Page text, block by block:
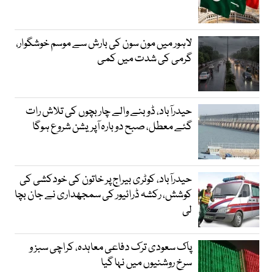
لاہور میں مون سون کی بارش سے موسم خوشگوار،
گرمی کی شدت میں کمی
حیدرآباد، ڈوبنے والے چار بچوں کی تلاش رات
گئے معطل، صبح دوبارہ آپریشن شروع ہوگا
حیدرآباد، کوٹری بیراج پر خاتون کی خودکشی کی
کوشش، رکشہ ڈرائیور کی سمجھداری نے جان بچا
لی
پاک سعودی ترک دفاعی معاہدہ، کراچی سبز و
سرخ روشنیوں میں نہا گیا